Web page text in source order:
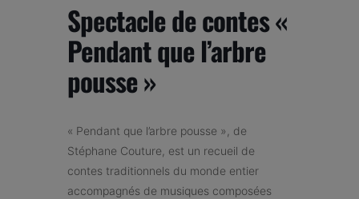
Spectacle de contes «
Pendant que l’arbre
pousse »
« Pendant que l’arbre pousse », de
Stéphane Couture, est un recueil de
contes traditionnels du monde entier
accompagnés de musiques composées